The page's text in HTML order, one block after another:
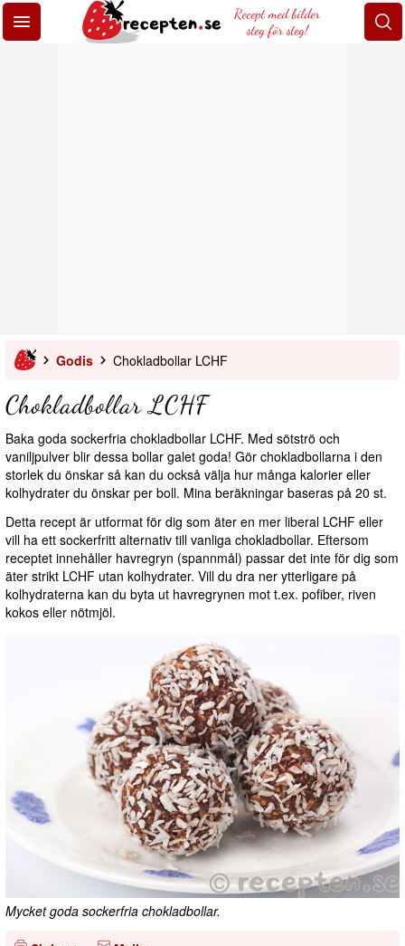
Recept med bilder
steg för steg!
Godis Chokladbollar LCHF
Chokladbollar LCHF
Baka goda sockerfria chokladbollar LCHF. Med sötströ och
vaniljpulver blir dessa bollar galet goda! Gör chokladbollarna i den
storlek du önskar så kan du också välja hur många kalorier eller
kolhydrater du önskar per boll. Mina beräkningar baseras på 20 st.
Detta recept är utformat för dig som äter en mer liberal LCHF eller
vill ha ett sockerfritt alternativ till vanliga chokladbollar. Eftersom
receptet innehåller havregryn (spannmål) passar det inte för dig som
äter strikt LCHF utan kolhydrater. Vill du dra ner ytterligare på
kolhydraterna kan du byta ut havregrynen mot t.ex. pofiber, riven
kokos eller nötmjöl.
Mycket goda sockerfria chokladbollar.